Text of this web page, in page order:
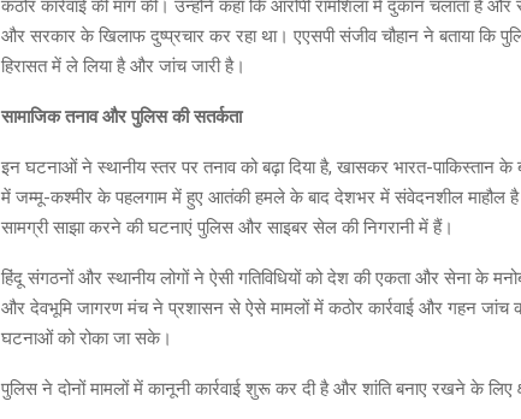
कठोर कार्रवाई की मांग की। उन्होंने कहा कि आरोपी रामशिला में दुकान चलाता है
और सरकार के खिलाफ दुष्प्रचार कर रहा था। एएसपी संजीव चौहान ने बताया कि
हिरासत में ले लिया है और जांच जारी है।
सामाजिक तनाव और पुलिस की सतर्कता
इन घटनाओं ने स्थानीय स्तर पर तनाव को बढ़ा दिया है, खासकर भारत-पाकिस्तान
में जम्मू-कश्मीर के पहलगाम में हुए आतंकी हमले के बाद देशभर में संवेदनशील माहौल है।
सामग्री साझा करने की घटनाएं पुलिस और साइबर सेल की निगरानी में हैं।
हिंदू संगठनों और स्थानीय लोगों ने ऐसी गतिविधियों को देश की एकता और सेना के
और देवभूमि जागरण मंच ने प्रशासन से ऐसे मामलों में कठोर कार्रवाई और गहन जांच
घटनाओं को रोका जा सके।
पुलिस ने दोनों मामलों में कानूनी कार्रवाई शुरू कर दी है और शांति बनाए रखने के लिए